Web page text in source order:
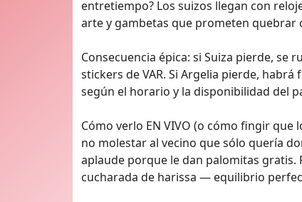
entretiempo? Los suizos llegan con
arte y gambetas que prometen quebrar
Consecuencia épica: si Suiza pierde,
stickers de VAR. Si Argelia pierde,
según el horario y la disponibilidad del
Cómo verlo EN VIVO (o cómo fingir
no molestar al vecino que sólo quería
aplaude porque le dan palomitas gratis.
cucharada de harissa — equilibrio